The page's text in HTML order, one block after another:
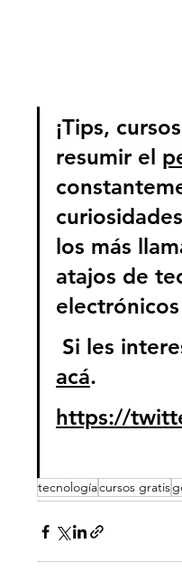
¡Tips,
resumir el
los más
atajos de
Si les
acá.
https://
tecnologíacursos gratis